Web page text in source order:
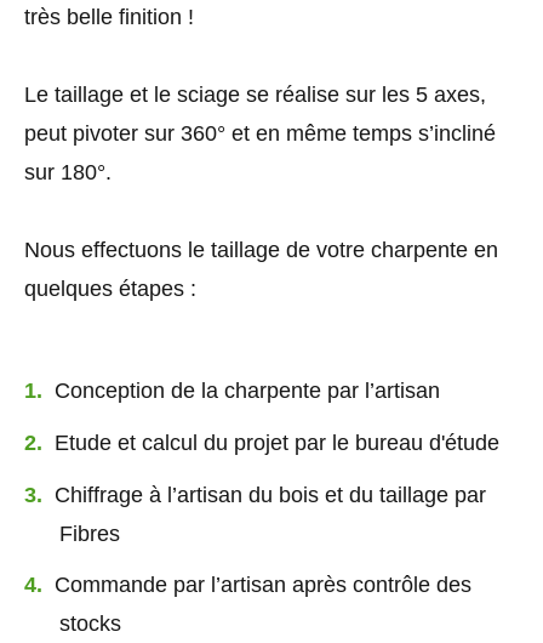
très belle finition !
Le taillage et le sciage se réalise sur les 5 axes,
peut pivoter sur 360° et en même temps s’incliné
sur 180°.
Nous effectuons le taillage de votre charpente en
quelques étapes :
Conception de la charpente par l’artisan
Etude et calcul du projet par le bureau d'étude
Chiffrage à l’artisan du bois et du taillage par
Fibres
Commande par l’artisan après contrôle des
stocks